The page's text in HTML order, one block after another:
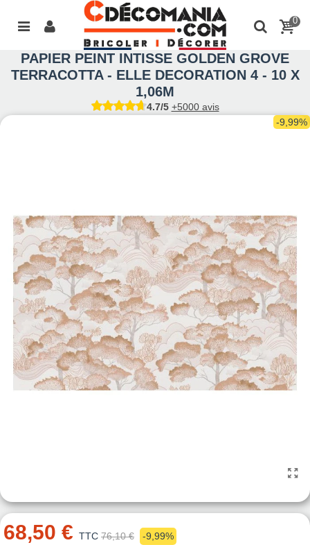
0
PAPIER PEINT INTISSE GOLDEN GROVE
TERRACOTTA - ELLE DECORATION 4 - 10 X
1,06M
4.7/5 +5000 avis
-9,99%
68,50 € TTC 76,10 € -9,99%